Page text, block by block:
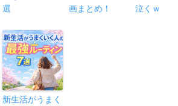
選
画まとめ！
泣くｗ
新生活がうまく